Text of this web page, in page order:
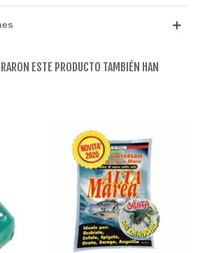
ESTE PRODUCTO TAMBIÉN HAN